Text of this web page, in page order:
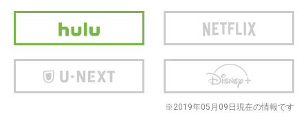
※2019年05月09日現在の情報です